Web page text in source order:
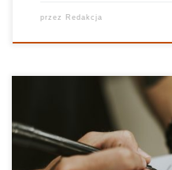
przez Redakcja
Jak jedna stacja kablowa
dwutysięcznych HBO